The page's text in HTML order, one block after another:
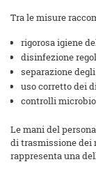
Tra le misure
rigorosa igiene
disinfezione
separazione
uso corretto dei
controlli
Le mani del
di trasmissione dei
rappresenta una